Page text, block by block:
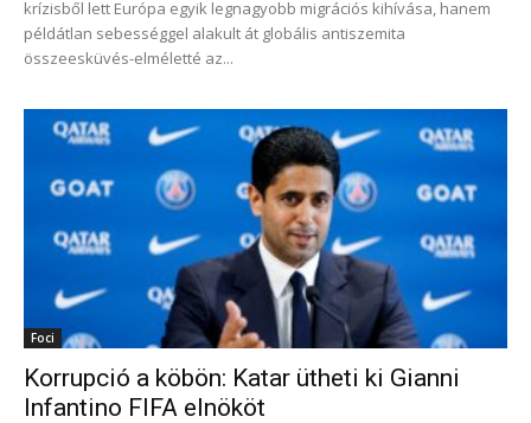
krízisből lett Európa egyik legnagyobb migrációs kihívása, hanem
példátlan sebességgel alakult át globális antiszemita
összeesküvés-elméletté az...
Foci
Korrupció a köbön: Katar ütheti ki Gianni
Infantino FIFA elnököt